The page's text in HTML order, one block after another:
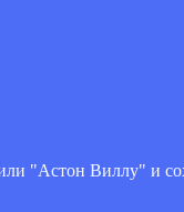
"Астон Виллу" и